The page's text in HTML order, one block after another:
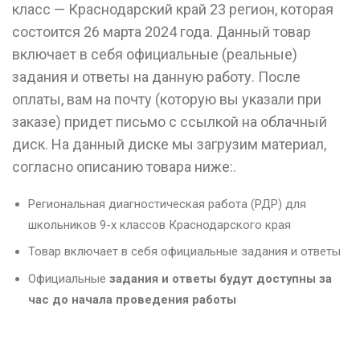
класс — Краснодарский край 23 регион, которая
состоится 26 марта 2024 года. Данный товар
включает в себя официальные (реальные)
задания и ответы на данную работу. После
оплаты, вам на почту (которую вы указали при
заказе) придет письмо с ссылкой на облачный
диск. На данный диске мы загрузим материал,
согласно описанию товара ниже:.
Региональная диагностическая работа (РДР) для
школьников 9-х классов Краснодарского края
Товар включает в себя официальные задания и ответы
Официальные задания и ответы будут доступны за
час до начала проведения работы